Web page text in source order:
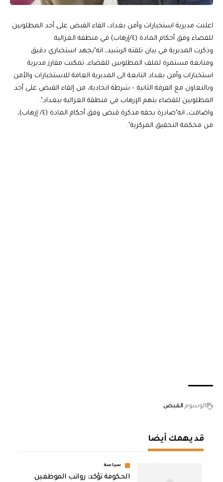
اعلنت مديرية استخبارات وأمن بغداد، القاء القبض على أحد المطلوبين
للقضاء وفق أحكام المادة (٤/إرهاب) في منطقة الغزالية.
وذكرت المديرية في بيان تلقته الرشيد، انه"بجهد استخباري دقيق
ومتابعة مستمرة لملف المطلوبين للقضاء، تمكنت مفارز مديرية
استخبارات وأمن بغداد التابعة الى المديرية العامة للاستخبارات والأمن
وبالتعاون مع الفرقة الثانية – شرطة اتحادية، من إلقاء القبض على أحد
المطلوبين للقضاء بتهم الإرهاب في منطقة الغزالية ببغداد".
واضافت، انه"صادرة بحقه مذكرة قبض وفق أحكام المادة (٤/ إرهاب)،
من محكمة التحقيق المركزية".
الوسوم القبض
قد يهمك أيضا
سياسة
الحكومة تؤكد: رواتب الموظفين